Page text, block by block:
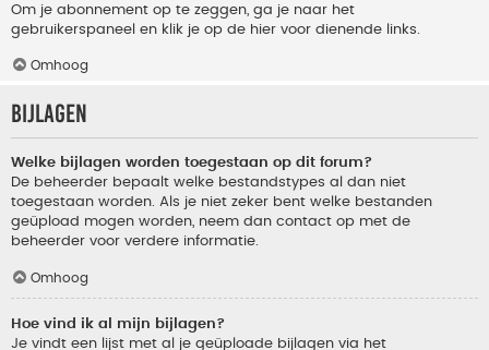
Om je abonnement op te zeggen, ga je naar het
gebruikerspaneel en klik je op de hier voor dienende links.
Omhoog
Bijlagen
Welke bijlagen worden toegestaan op dit forum?
De beheerder bepaalt welke bestandstypes al dan niet
toegestaan worden. Als je niet zeker bent welke bestanden
geüpload mogen worden, neem dan contact op met de
beheerder voor verdere informatie.
Omhoog
Hoe vind ik al mijn bijlagen?
Je vindt een lijst met al je geüploade bijlagen via het